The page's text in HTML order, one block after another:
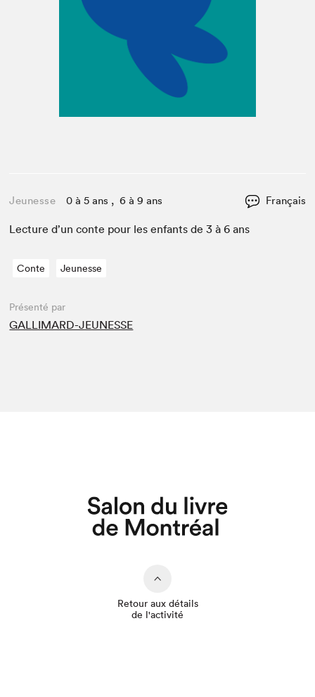
Jeunesse 0 à 5 ans , 6 à 9 ans Français
Lec­ture d’un con­te pour les enfants de3 à6 ans
Conte Jeunesse
Présenté par
GALLIMARD-JEUNESSE
Retour aux détails
de l'activité